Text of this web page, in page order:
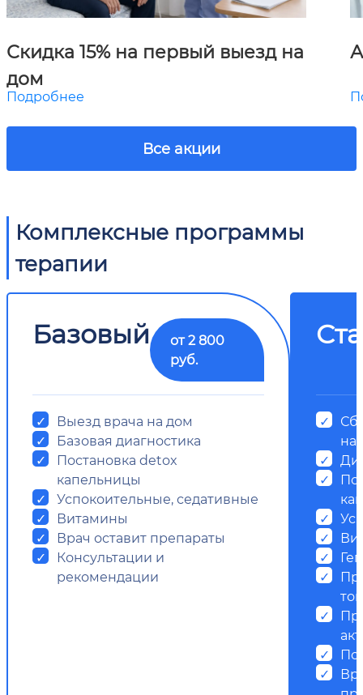
Скидка 15% на первый выезд на
дом
Подробнее
Все акции
Комплексные программы
терапии
Базовый
от 2 800
руб.
Выезд врача на дом
Базовая диагностика
Постановка detox
капельницы
Успокоительные, седативные
Витамины
Врач оставит препараты
Консультации и
рекомендации
на